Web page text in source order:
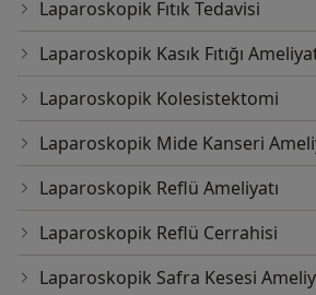
Laparoskopik Fıtık Tedavisi
Laparoskopik Kasık Fıtığı
Laparoskopik Kolesistektomi
Laparoskopik Mide Kanseri
Laparoskopik Reflü Ameliyatı
Laparoskopik Reflü Cerrahisi
Laparoskopik Safra Kesesi